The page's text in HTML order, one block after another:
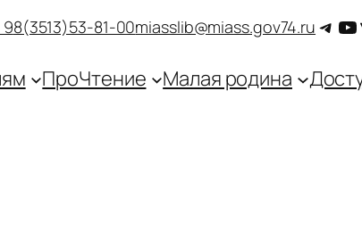
98(3513)53-81-00miasslib@miass.gov74.ru
ПроЧтение Малая родина